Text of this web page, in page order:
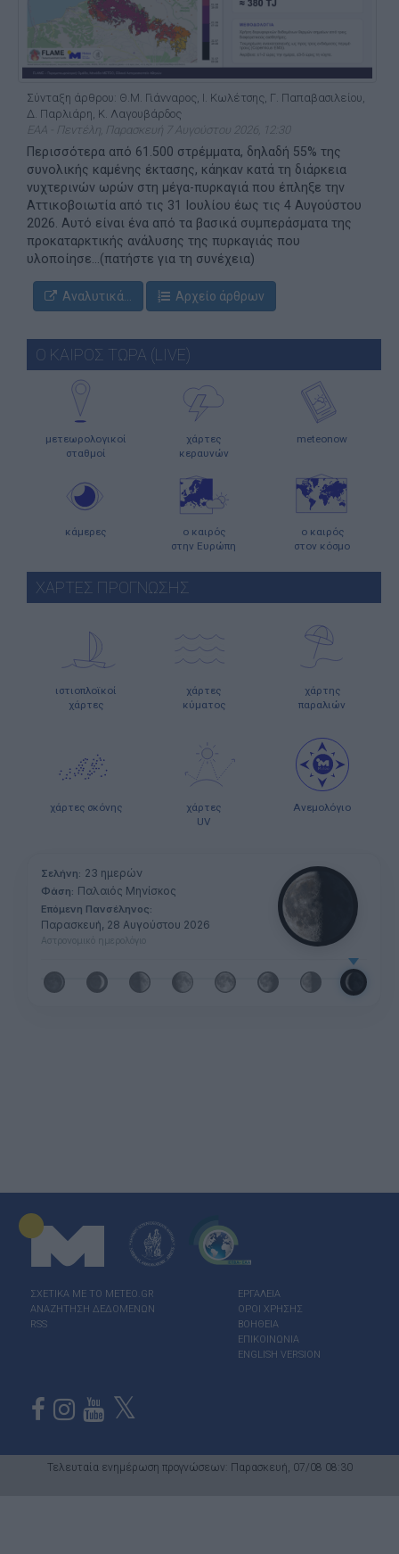
Σύνταξη άρθρου: Θ.Μ. Γιάνναρος, Ι. Κωλέτσης, Γ. Παπαβασιλείου,
Δ. Παρλιάρη, Κ. Λαγουβάρδος
ΕΑΑ - Πεντέλη, Παρασκευή 7 Αυγούστου 2026, 12:30
Περισσότερα από 61.500 στρέμματα, δηλαδή 55% της
συνολικής καμένης έκτασης, κάηκαν κατά τη διάρκεια
νυχτερινών ωρών στη μέγα-πυρκαγιά που έπληξε την
Αττικοβοιωτία από τις 31 Ιουλίου έως τις 4 Αυγούστου
2026. Αυτό είναι ένα από τα βασικά συμπεράσματα της
προκαταρκτικής ανάλυσης της πυρκαγιάς που
υλοποίησε...(πατήστε για τη συνέχεια)
Αναλυτικά... Αρχείο άρθρων
Ο ΚΑΙΡΟΣ ΤΩΡΑ (LIVE)
μετεωρολογικοί
σταθμοί
χάρτες
κεραυνών
meteonow
κάμερες
ο καιρός
στην Ευρώπη
ο καιρός
στον κόσμο
ΧΑΡΤΕΣ ΠΡΟΓΝΩΣΗΣ
ιστιοπλοϊκοί
χάρτες
χάρτες
κύματος
χάρτης
παραλιών
χάρτες σκόνης
χάρτες
UV
Ανεμολόγιο
Σελήνη: 23 ημερών
Φάση: Παλαιός Μηνίσκος
Επόμενη Πανσέληνος:
Παρασκευή, 28 Αυγούστου 2026
Αστρονομικό ημερολόγιο
ΣΧΕΤΙΚΑ ΜΕ ΤΟ ΜΕΤΕΟ.GR
ΑΝΑΖΗΤΗΣΗ ΔΕΔΟΜΕΝΩΝ
RSS
ΕΡΓΑΛΕΙΑ
ΟΡΟΙ ΧΡΗΣΗΣ
ΒΟΗΘΕΙΑ
ΕΠΙΚΟΙΝΩΝΙΑ
ENGLISH VERSION
Τελευταία ενημέρωση προγνώσεων: Παρασκευή, 07/08 08:30